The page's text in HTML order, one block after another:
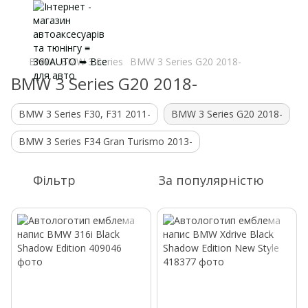
BMW BMW 3 Series BMW 3 Series G20 2018-
BMW 3 Series G20 2018-
BMW 3 Series F30, F31 2011- BMW 3 Series G20 2018-
BMW 3 Series F34 Gran Turismo 2013-
Фільтр За популярністю